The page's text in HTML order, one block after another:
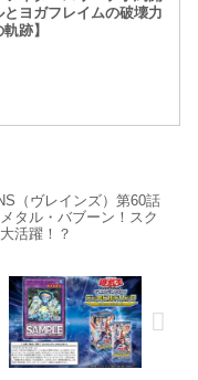
ヨガフレイムの破壊力
跡】
（ヴレインズ）第60話
タル・バブーン！スク
活躍！？